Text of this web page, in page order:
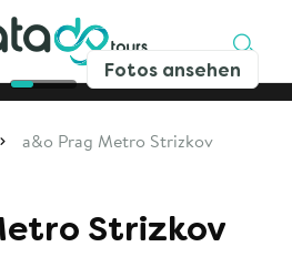
Fotos ansehen
a&o Prag Metro Strizkov
Strizkov